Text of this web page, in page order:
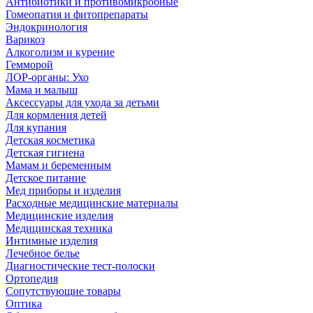
Гомеопатия и фитопрепараты
Эндокринология
Варикоз
Алкоголизм и курение
Гемморой
ЛОР-органы: Ухо
Мама и малыш
Аксессуары для ухода за детьми
Для кормления детей
Для купания
Детская косметика
Детская гигиена
Мамам и беременным
Детское питание
Мед приборы и изделия
Расходные медицинские материалы
Медицинские изделия
Медицинская техника
Интимные изделия
Лечебное белье
Диагностические тест-полоски
Ортопедия
Сопутствующие товары
Оптика